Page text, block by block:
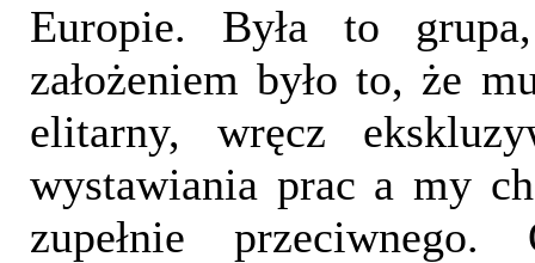
Europie. Była to
założeniem było to, że
elitarny, wręcz
wystawiania prac a my
zupełnie